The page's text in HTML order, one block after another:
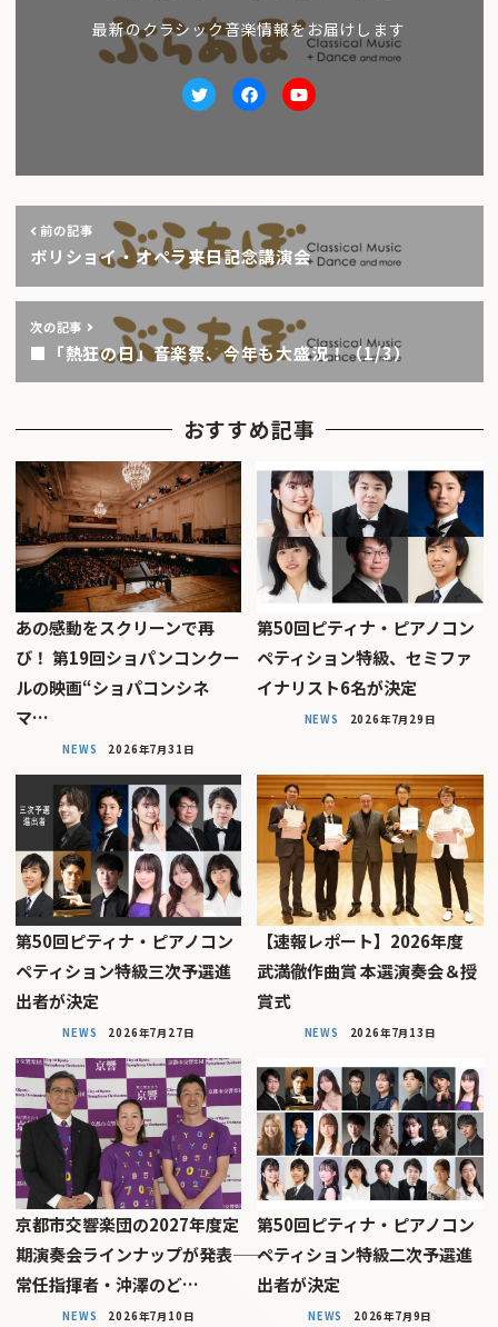
最新のクラシック音楽情報をお届けします
TwitterfacebookYoutube
前の記事
ボリショイ・オペラ来日記念講演会
次の記事
■「熱狂の日」音楽祭、今年も大盛況！（1/3）
おすすめ記事
あの感動をスクリーンで再
び！ 第19回ショパンコンクー
ルの映画“ショパコンシネ
マ…
NEWS 2026年7月31日
第50回ピティナ・ピアノコン
ペティション特級、セミファ
イナリスト6名が決定
NEWS 2026年7月29日
第50回ピティナ・ピアノコン
ペティション特級三次予選進
出者が決定
NEWS 2026年7月27日
【速報レポート】2026年度
武満徹作曲賞 本選演奏会＆授
賞式
NEWS 2026年7月13日
京都市交響楽団の2027年度定
期演奏会ラインナップが発表――
常任指揮者・沖澤のど…
NEWS 2026年7月10日
第50回ピティナ・ピアノコン
ペティション特級二次予選進
出者が決定
NEWS 2026年7月9日